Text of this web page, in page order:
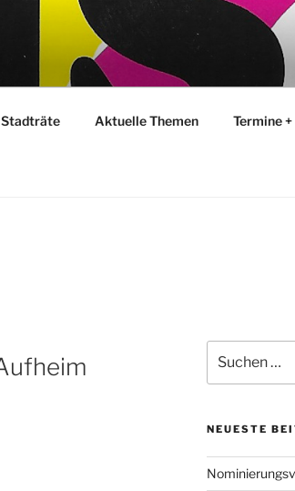
Stadträte Aktuelle Themen Termine +
nach:
NEUESTE